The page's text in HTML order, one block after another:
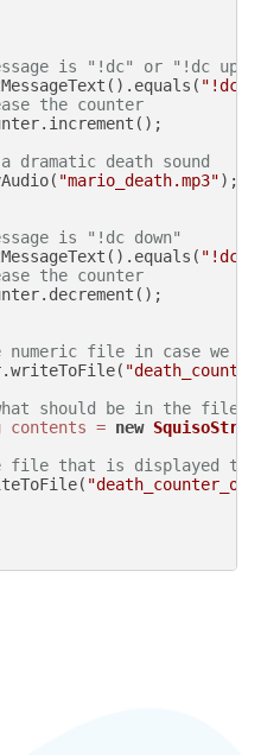
is "!dc" or "!dc up"
"!dc"
the counter
dramatic death sound
"mario_death.mp3");
is "!dc down"
"!dc
the counter
file in case we
should be in the file for
contents = new SquisoString
that is displayed to